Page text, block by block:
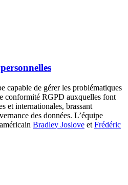
capable de gérer les problématiques
conformité RGPD auxquelles font
et internationales, brassant
des données. L’équipe
Bradley Joslove et Frédéric